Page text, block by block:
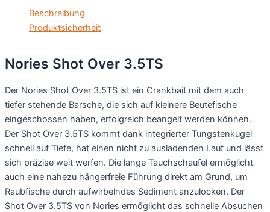
Beschreibung
Produktsicherheit
Nories Shot Over 3.5TS
Der Nories Shot Over 3.5TS ist ein Crankbait mit dem auch
tiefer stehende Barsche, die sich auf kleinere Beutefische
eingeschossen haben, erfolgreich beangelt werden können.
Der Shot Over 3.5TS kommt dank integrierter Tungstenkugel
schnell auf Tiefe, hat einen nicht zu ausladenden Lauf und lässt
sich präzise weit werfen. Die lange Tauchschaufel ermöglicht
auch eine nahezu hängerfreie Führung direkt am Grund, um
Raubfische durch aufwirbelndes Sediment anzulocken. Der
Shot Over 3.5TS von Nories ermöglicht das schnelle Absuchen